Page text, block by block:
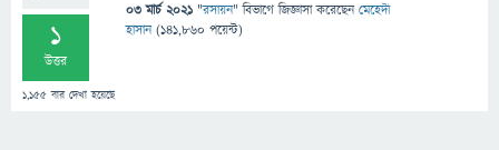
1
উত্তর
1,155 বার দেখা হয়েছে
03 মার্চ 2021 "রসায়ন" বিভাগে জিজ্ঞাসাকরেছেনমেহেদী
হাসান (141,860 পয়েন্ট)